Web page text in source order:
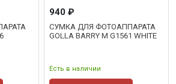
СУМКА ДЛЯ ФОТОАППАРАТА
GOLLA BARRY M G1561 WHITE
Есть в наличии
940 ₽